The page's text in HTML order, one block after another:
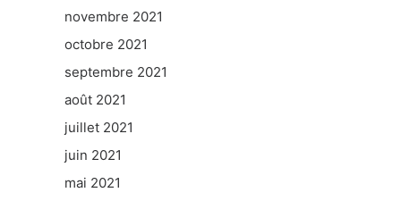
novembre 2021
octobre 2021
septembre 2021
août 2021
juillet 2021
juin 2021
mai 2021